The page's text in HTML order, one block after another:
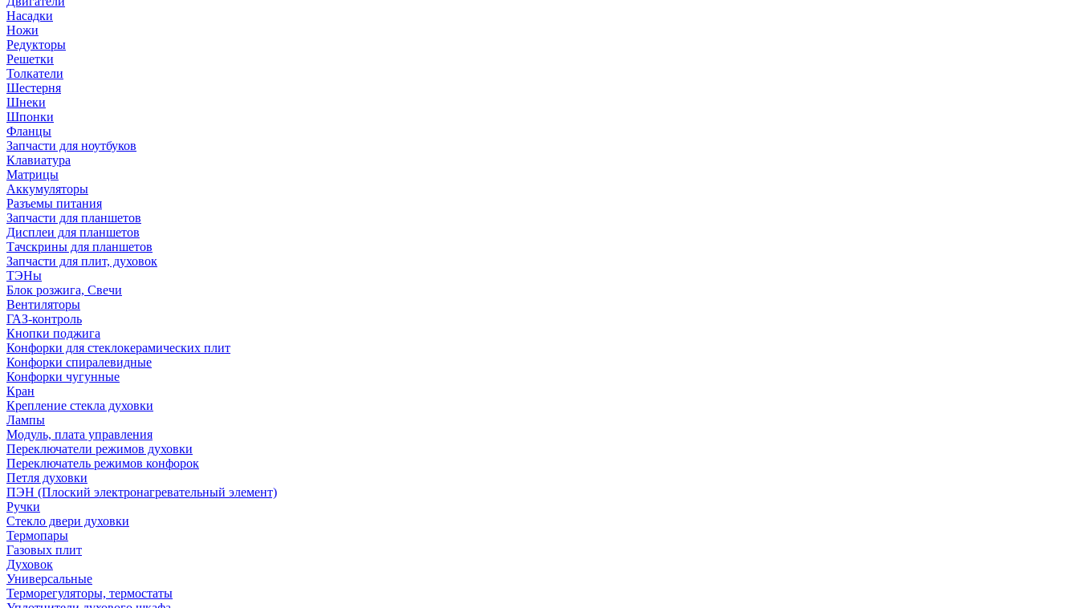
Насадки
Ножи
Редукторы
Решетки
Толкатели
Шестерня
Шнеки
Шпонки
Фланцы
Запчасти для ноутбуков
Клавиатура
Матрицы
Аккумуляторы
Разъемы питания
Запчасти для планшетов
Дисплеи для планшетов
Тачскрины для планшетов
Запчасти для плит, духовок
ТЭНы
Блок розжига, Свечи
Вентиляторы
ГАЗ-контроль
Кнопки поджига
Конфорки для стеклокерамических плит
Конфорки спиралевидные
Конфорки чугунные
Кран
Крепление стекла духовки
Лампы
Модуль, плата управления
Переключатели режимов духовки
Переключатель режимов конфорок
Петля духовки
ПЭН (Плоский электронагревательный элемент)
Ручки
Стекло двери духовки
Термопары
Газовых плит
Духовок
Универсальные
Терморегуляторы, термостаты